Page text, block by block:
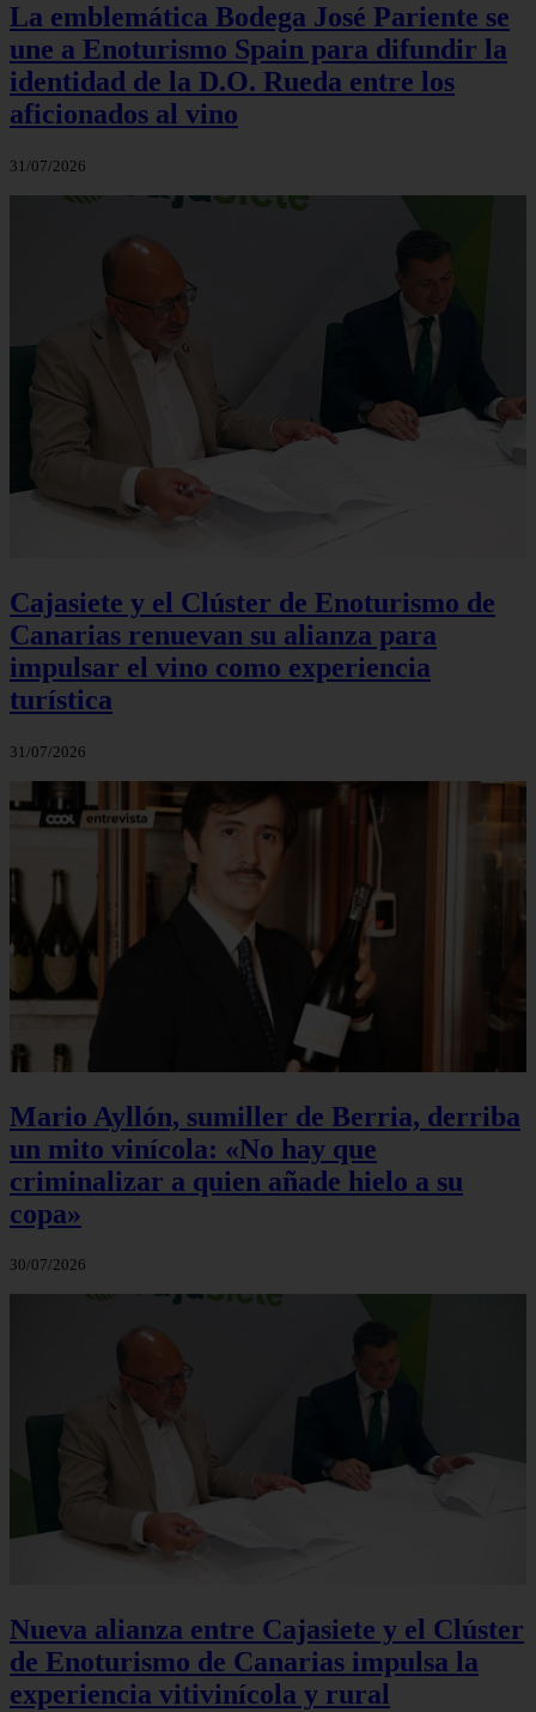
La emblemática Bodega José Pariente se
une a Enoturismo Spain para difundir la
identidad de la D.O. Rueda entre los
aficionados al vino
31/07/2026
Cajasiete y el Clúster de Enoturismo de
Canarias renuevan su alianza para
impulsar el vino como experiencia
turística
31/07/2026
Mario Ayllón, sumiller de Berria, derriba
un mito vinícola: «No hay que
criminalizar a quien añade hielo a su
copa»
30/07/2026
Nueva alianza entre Cajasiete y el Clúster
de Enoturismo de Canarias impulsa la
experiencia vitivinícola y rural